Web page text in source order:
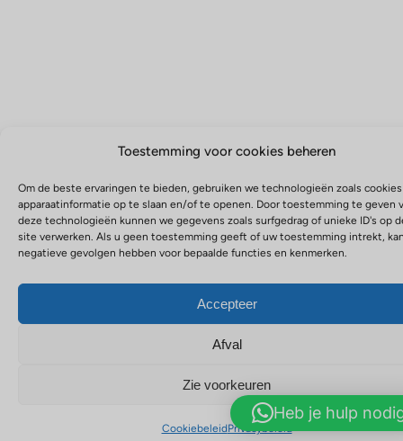
Toestemming voor cookies beheren
Om de beste ervaringen te bieden, gebruiken we technologieën zoals
apparaatinformatie op te slaan en/of te openen. Door toestemming te geven
deze technologieën kunnen we gegevens zoals surfgedrag of unieke ID's op
site verwerken. Als u geen toestemming geeft of uw toestemming intrekt,
negatieve gevolgen hebben voor bepaalde functies en kenmerken.
Accepteer
Afval
Zie voorkeuren
CookiebeleidPrivacybeleid
Heb je hulp